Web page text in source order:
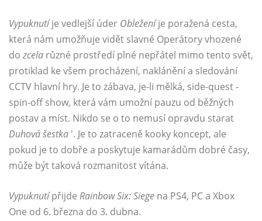
Vypuknutíje vedlejší úder Obleženíje poražená cesta,
která nám umožňuje vidět slavné Operátory vhozené
do zcela různé prostředí plné nepřátel mimo tento svět,
protiklad ke všem procházení, naklánění a sledování
CCTV hlavní hry. Je to zábava, je-li mělká, side-quest -
spin-off show, která vám umožní pauzu od běžných
postav a míst. Nikdo se o to nemusí opravdu starat
Duhová šestka '. Je to zatraceně kooky koncept, ale
pokud je to dobře a poskytuje kamarádům dobré časy,
může být taková rozmanitost vítána.
Vypuknutípřijde Rainbow Six: Siege na PS4, PC a Xbox
One od 6. března do 3. dubna.